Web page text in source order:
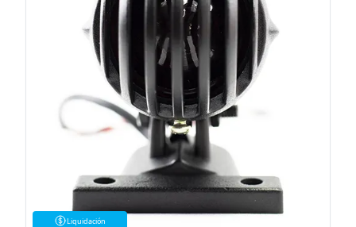
Liquidación